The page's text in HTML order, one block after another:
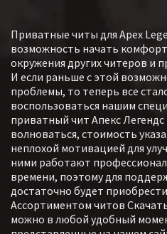
отображать полную
противниках и
Приватные читы для Apex
возможность начать
окружения других читеров и
И если раньше с этой
проблемы, то теперь все
воспользоваться нашим
приватный чит Апекс Легендс
волноваться, стоимость
неплохой мотивацией для
ними работают
времени, поэтому для
достаточно будет
Ассортиментом читов
можно в любой удобный